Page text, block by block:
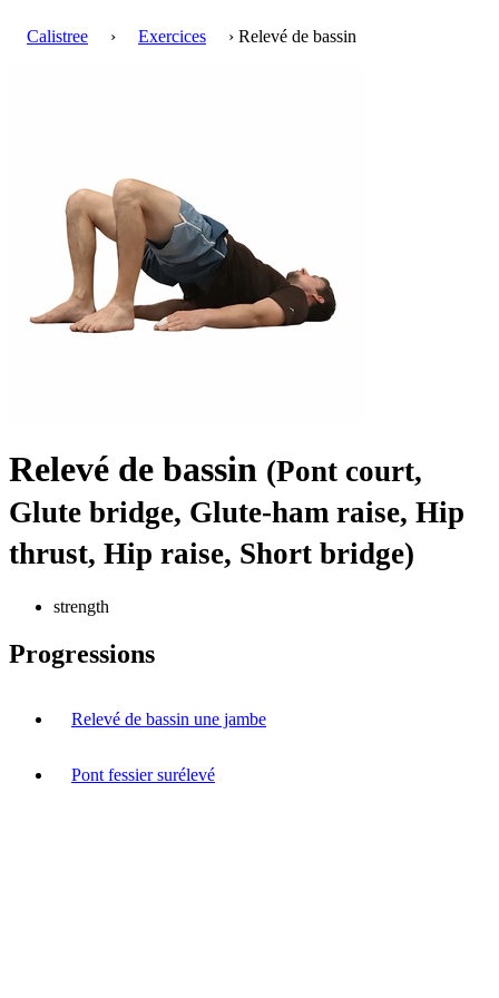
Calistree › Exercices › Relevé de bassin
Relevé de bassin (Pont court,
Glute bridge, Glute-ham raise, Hip
thrust, Hip raise, Short bridge)
strength
Progressions
Relevé de bassin une jambe
Pont fessier surélevé